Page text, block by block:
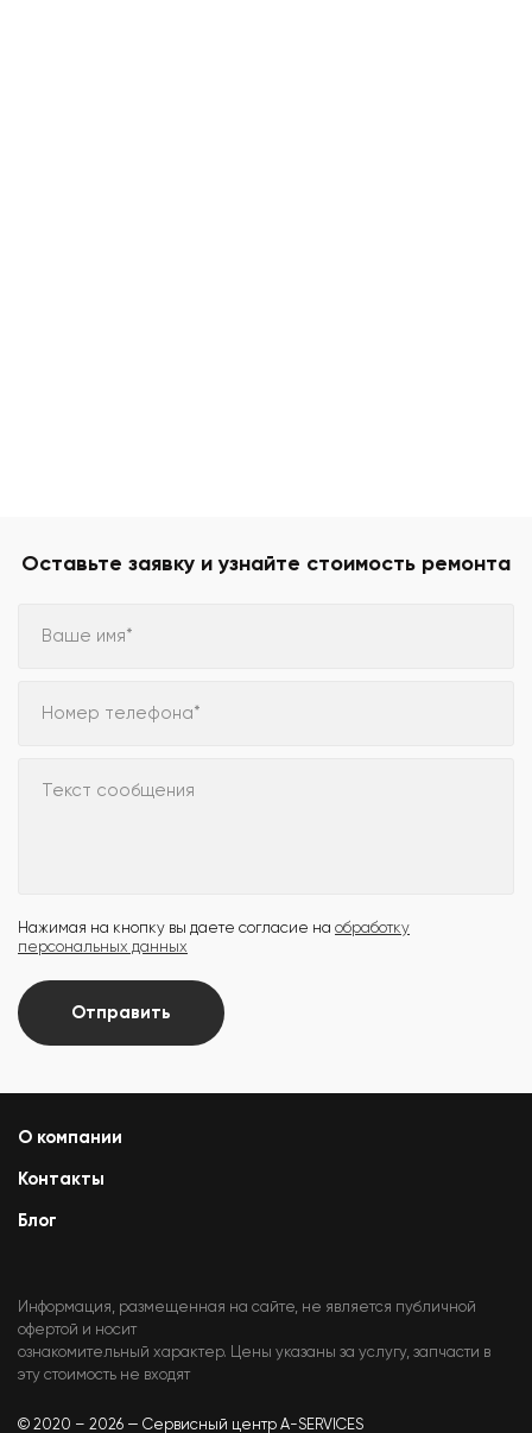
Оставьте заявку и узнайте стоимость ремонта
Ваше имя*
Номер телефона*
Текст сообщения
Нажимая на кнопку вы даете согласие на обработку
персональных данных
Отправить
О компании
Контакты
Блог
Информация, размещенная на сайте, не является публичной
офертой и носит
ознакомительный характер. Цены указаны за услугу, запчасти в
эту стоимость не входят
© 2020 – 2026 — Сервисный центр A-SERVICES